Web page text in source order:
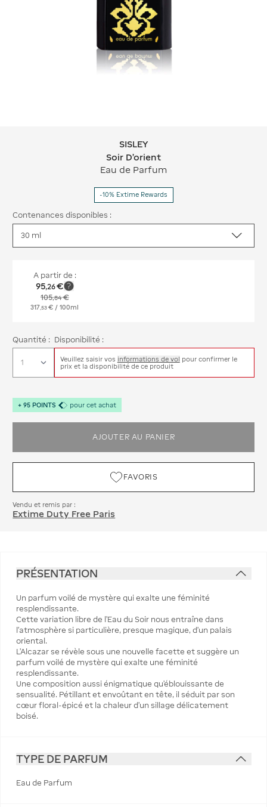
SISLEY Soir D'orient
SISLEY
Soir D'orient
Eau de Parfum
-10% Extime Rewards
Contenances disponibles :
A partir de :
95,26€
105,84€
317 53 € / 100ml
Quantité : Disponibilité :
Veuillez saisir vos informations de vol pour confirmer le
prix et la disponibilité de ce produit
+ 95 POINTS pour cet achat
AJOUTER AU PANIER
FAVORIS
Vendu et remis par :
Extime Duty Free Paris
PRÉSENTATION
Un parfum voilé de mystère qui exalte une féminité
resplendissante.
Cette variation libre de l’Eau du Soir nous entraîne dans
l’atmosphère si particulière, presque magique, d’un palais
oriental.
L’Alcazar se révèle sous une nouvelle facette et suggère un
parfum voilé de mystère qui exalte une féminité
resplendissante.
Une composition aussi énigmatique qu’éblouissante de
sensualité. Pétillant et envoûtant en tête, il séduit par son
cœur floral-épicé et la chaleur d’un sillage délicatement
boisé.
TYPE DE PARFUM
Eau de Parfum